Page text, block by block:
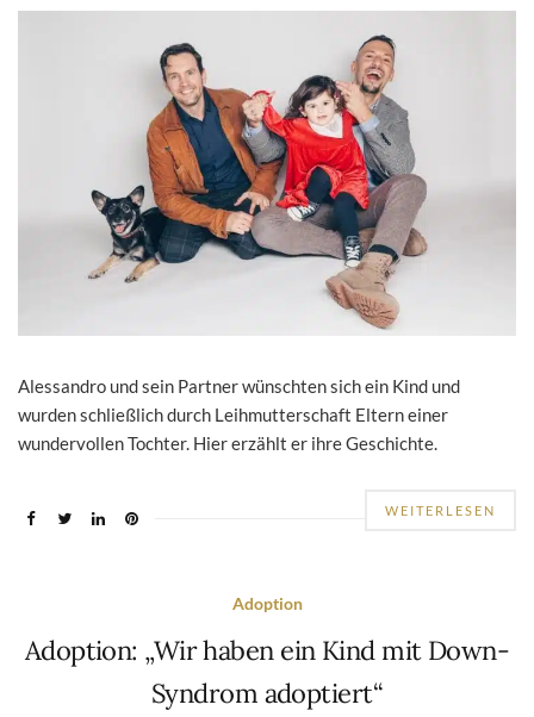
Alessandro und sein Partner wünschten sich ein Kind und
wurden schließlich durch Leihmutterschaft Eltern einer
wundervollen Tochter. Hier erzählt er ihre Geschichte.
WEITERLESEN
Adoption
Adoption: „Wir haben ein Kind mit Down-
Syndrom adoptiert“